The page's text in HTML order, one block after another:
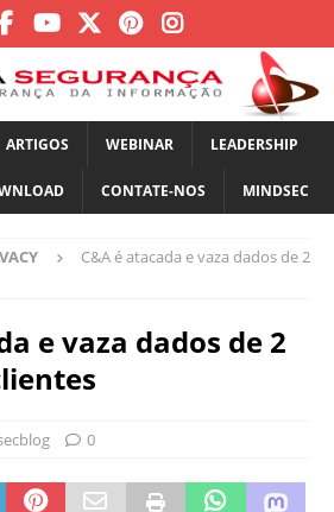
ARTIGOS WEBINAR LEADERSHIP
CONTATE-NOS MINDSEC
C&A é atacada e vaza dados de 2
e vaza dados de 2
0